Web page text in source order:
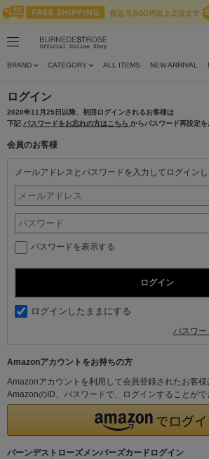
BRAND CATEGORY ALL ITEMS NEW ARRIVAL
ログイン
2020年11月25日以降、初回ログインされるお客様は
下記 パスワードをお忘れの方はこちら からパスワード再設定を
会員のお客様
メールアドレスとパスワードを入力してログインし
パスワードを表示する
ログインしたままにする
パスワー
Amazonアカウントをお持ちの方
Amazonアカウントを利用して会員登録されたお客様
AmazonのID、パスワードで、ログインすることがで
バーンデストローズメンバーズカードログイン